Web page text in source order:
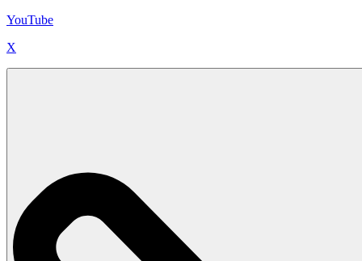
YouTube
X